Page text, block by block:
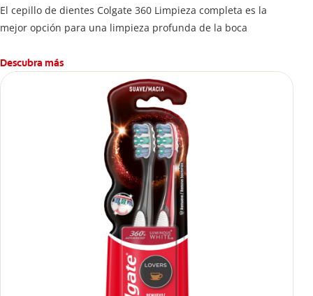
El cepillo de dientes Colgate 360 Limpieza completa es la
mejor opción para una limpieza profunda de la boca
Descubra más